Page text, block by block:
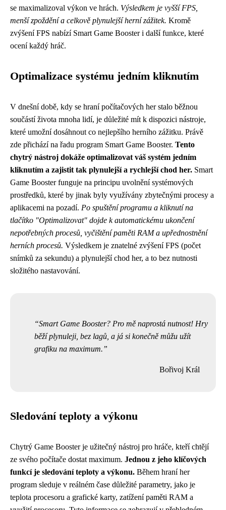
se maximalizoval výkon ve hrách. Výsledkem je vyšší FPS,
menší zpoždění a celkově plynulejší herní zážitek. Kromě
zvýšení FPS nabízí Smart Game Booster i další funkce, které
ocení každý hráč.
Optimalizace systému jedním kliknutím
V dnešní době, kdy se hraní počítačových her stalo běžnou
součástí života mnoha lidí, je důležité mít k dispozici nástroje,
které umožní dosáhnout co nejlepšího herního zážitku. Právě
zde přichází na řadu program Smart Game Booster. Tento
chytrý nástroj dokáže optimalizovat váš systém jedním
kliknutím a zajistit tak plynulejší a rychlejší chod her. Smart
Game Booster funguje na principu uvolnění systémových
prostředků, které by jinak byly využívány zbytečnými procesy a
aplikacemi na pozadí. Po spuštění programu a kliknutí na
tlačítko "Optimalizovat" dojde k automatickému ukončení
nepotřebných procesů, vyčištění paměti RAM a upřednostnění
herních procesů. Výsledkem je znatelné zvýšení FPS (počet
snímků za sekundu) a plynulejší chod her, a to bez nutnosti
složitého nastavování.
Smart Game Booster? Pro mě naprostá nutnost! Hry
běží plynuleji, bez lagů, a já si konečně můžu užít
grafiku na maximum.
Bořivoj Král
Sledování teploty a výkonu
Chytrý Game Booster je užitečný nástroj pro hráče, kteří chtějí
ze svého počítače dostat maximum. Jednou z jeho klíčových
funkcí je sledování teploty a výkonu. Během hraní her
program sleduje v reálném čase důležité parametry, jako je
teplota procesoru a grafické karty, zatížení paměti RAM a